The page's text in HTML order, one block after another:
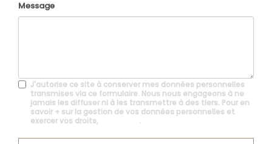
Message
J'autorise ce site à conserver mes données personnelles
transmises via ce formulaire. Nous nous engageons à ne
jamais les diffuser ni à les transmettre à des tiers. Pour en
savoir + sur la gestion de vos données personnelles et
exercer vos droits,
.
Acceptation